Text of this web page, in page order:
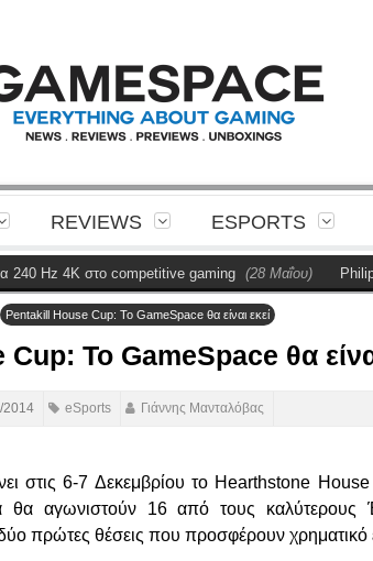
REVIEWS ESPORTS
Hz 4K στο competitive gaming (28 Μαΐου) Philips
Pentakill House Cup: Το GameSpace θα είναι εκεί
Το GameSpace θα
2014 eSports Γιάννης Μανταλόβας
στις 6-7 Δεκεμβρίου το Hearthstone
θα αγωνιστούν 16 από τους καλύτερους
δύο πρώτες θέσεις που προσφέρουν